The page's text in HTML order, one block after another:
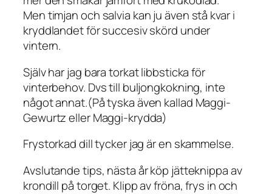
Men timjan och salvia kan ju även stå kvar i
kryddlandet för succesiv skörd under
vintern.
Själv har jag bara torkat libbsticka för
vinterbehov. Dvs till buljongkokning, inte
något annat.(På tyska även kallad Maggi-
Gewurtz eller Maggi-krydda)
Frystorkad dill tycker jag är en skammelse.
Avslutande tips, nästa år köp jätteknippa av
krondill på torget. Klipp av fröna, frys in och